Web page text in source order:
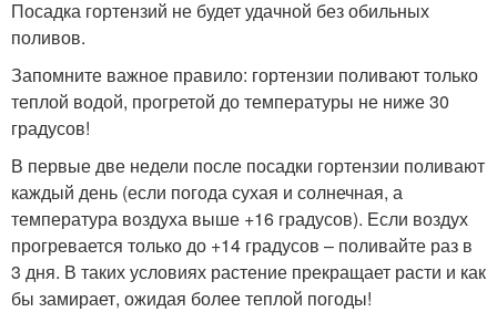
Посадка гортензий не будет удачной без обильных
поливов.
Запомните важное правило: гортензии поливают только
теплой водой, прогретой до температуры не ниже 30
градусов!
В первые две недели после посадки гортензии поливают
каждый день (если погода сухая и солнечная, а
температура воздуха выше +16 градусов). Если воздух
прогревается только до +14 градусов – поливайте раз в
3 дня. В таких условиях растение прекращает расти и как
бы замирает, ожидая более теплой погоды!